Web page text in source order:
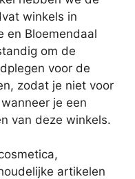
winkels in
en Bloemendaal
om de
voor de
zodat je niet voor
je een
van deze winkels.
artikelen